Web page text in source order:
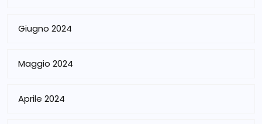
Giugno 2024
Maggio 2024
Aprile 2024